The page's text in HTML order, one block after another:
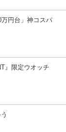
万円台」神コスパ
』限定ウオッチ